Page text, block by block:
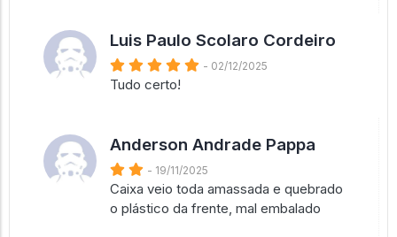
Luis Paulo Scolaro Cordeiro
- 02/12/2025
Tudo certo!
Anderson Andrade Pappa
- 19/11/2025
Caixa veio toda amassada e quebrado
o plástico da frente, mal embalado